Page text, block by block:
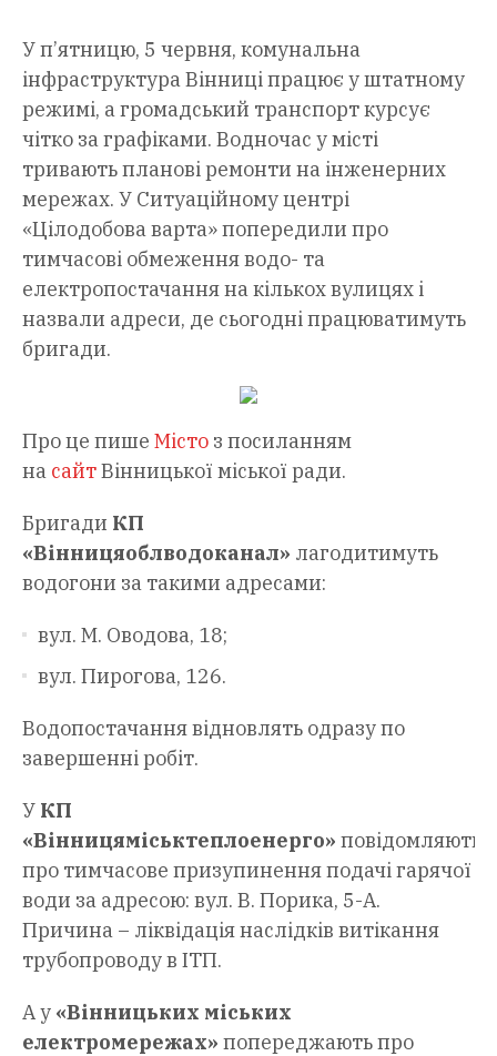
У п’ятницю, 5 червня, комунальна
інфраструктура Вінниці працює у штатному
режимі, а громадський транспорт курсує
чітко за графіками. Водночас у місті
тривають планові ремонти на інженерних
мережах. У Ситуаційному центрі
«Цілодобова варта» попередили про
тимчасові обмеження водо- та
електропостачання на кількох вулицях і
назвали адреси, де сьогодні працюватимуть
бригади.
Про це пише Місто з посиланням
на сайтВінницької міської ради.
Бригади КП
«Вінницяоблводоканал» лагодитимуть
водогони за такими адресами:
вул. М. Оводова, 18;
вул. Пирогова, 126.
Водопостачання відновлять одразу по
завершенні робіт.
У КП
«Вінницяміськтеплоенерго» повідомляють
про тимчасове призупинення подачі гарячої
води за адресою: вул. В. Порика, 5-А.
Причина – ліквідація наслідків витікання
трубопроводу в ІТП.
А у «Вінницьких міських
електромережах» попереджають про